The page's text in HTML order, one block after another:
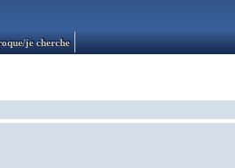
je cherche